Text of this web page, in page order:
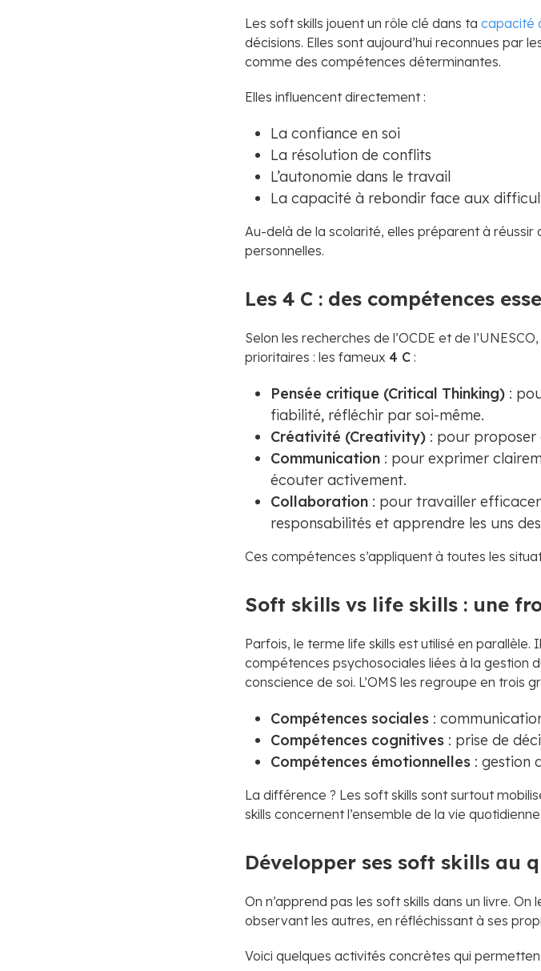
Les soft skills jouent un rôle clé dans ta capacité
décisions. Elles sont aujourd’hui reconnues par
comme des compétences déterminantes.
Elles influencent directement :
La confiance en soi
La résolution de conflits
L’autonomie dans le travail
La capacité à rebondir face aux
Au-delà de la scolarité, elles préparent à
personnelles.
Les 4 C : des compétences
Selon les recherches de l’OCDE et de
prioritaires : les fameux 4 C :
Pensée critique (Critical Thinking) :
fiabilité, réfléchir par soi-même.
Créativité (Creativity) : pour proposer
Communication : pour exprimer
écouter activement.
Collaboration : pour travailler
responsabilités et apprendre les uns
Ces compétences s’appliquent à toutes les
Soft skills vs life skills : une
Parfois, le terme life skills est utilisé en parallèle.
compétences psychosociales liées à la gestion
conscience de soi. L’OMS les regroupe en trois
Compétences sociales :
Compétences cognitives : prise de
Compétences émotionnelles : gestion
La différence ? Les soft skills sont surtout
skills concernent l’ensemble de la vie quotidienne.
Développer ses soft skills au
On n’apprend pas les soft skills dans un livre. On
observant les autres, en réfléchissant à ses
Voici quelques activités concrètes qui